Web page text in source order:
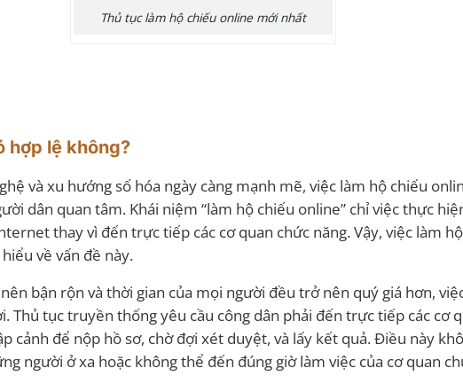
Thủ tục làm hộ chiếu online mới nhất
hợp lệ không?
và xu hướng số hóa ngày càng mạnh mẽ, việc làm hộ chiếu
dân quan tâm. Khái niệm “làm hộ chiếu online” chỉ việc thực
thay vì đến trực tiếp các cơ quan chức năng. Vậy, việc làm
về vấn đề này.
bận rộn và thời gian của mọi người đều trở nên quý giá hơn,
Thủ tục truyền thống yêu cầu công dân phải đến trực tiếp các cơ
cảnh để nộp hồ sơ, chờ đợi xét duyệt, và lấy kết quả. Điều này
người ở xa hoặc không thể đến đúng giờ làm việc của cơ quan